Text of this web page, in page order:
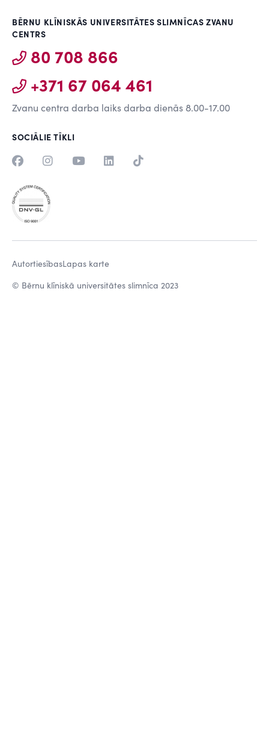
BĒRNU KLĪNISKĀS UNIVERSITĀTES SLIMNĪCAS ZVANU
CENTRS
80 708 866
+371 67 064 461
Zvanu centra darba laiks darba dienās 8.00-17.00
SOCIĀLIE TĪKLI
© Bērnu klīniskā universitātes slimnīca 2023
AutortiesībasLapas karte